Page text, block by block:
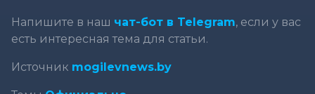
Напишите в наш чат-бот в Telegram, если у вас
есть интересная тема для статьи.
Источник mogilevnews.by